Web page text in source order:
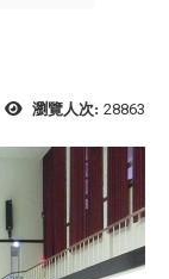
瀏覽人次: 28863